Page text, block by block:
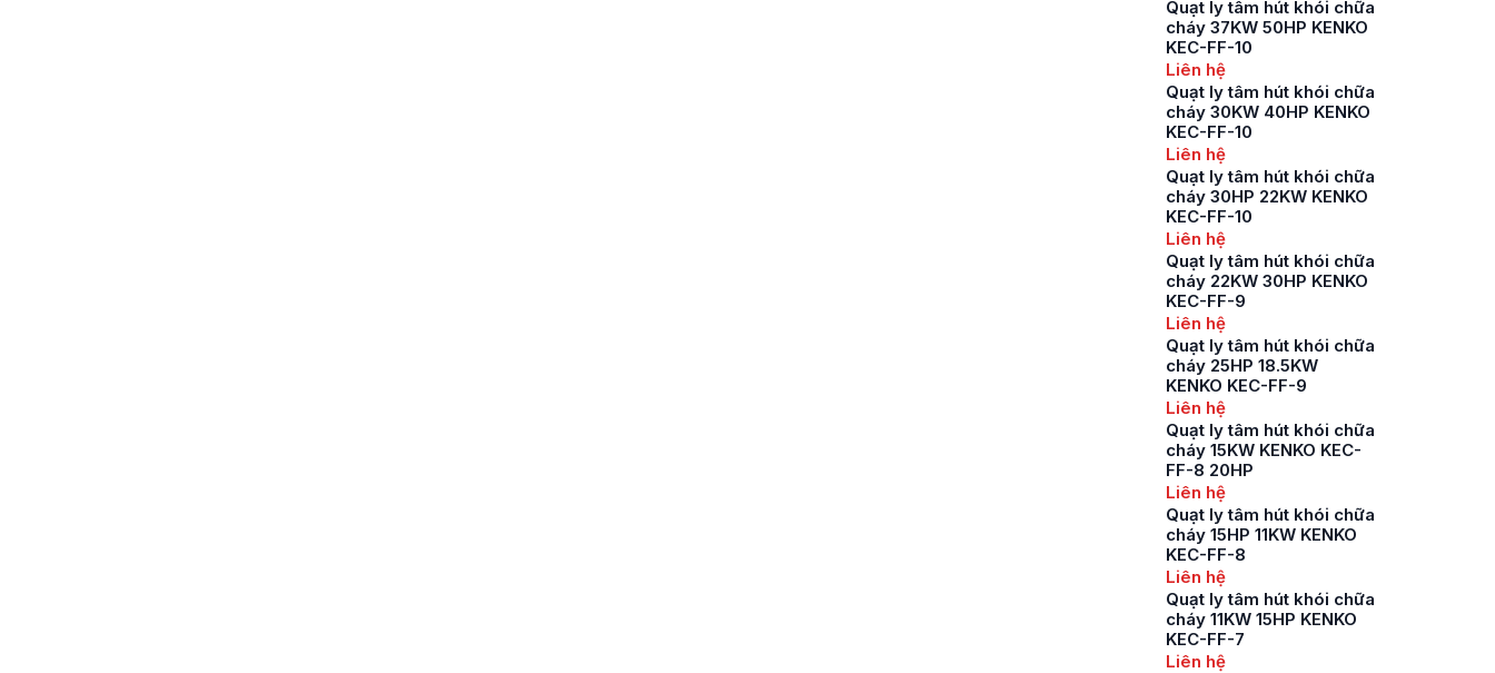
Quạt ly tâm hút khói chữa
cháy 37KW 50HP KENKO
KEC-FF-10
Liên hệ
Quạt ly tâm hút khói chữa
cháy 30KW 40HP KENKO
KEC-FF-10
Liên hệ
Quạt ly tâm hút khói chữa
cháy 30HP 22KW KENKO
KEC-FF-10
Liên hệ
Quạt ly tâm hút khói chữa
cháy 22KW 30HP KENKO
KEC-FF-9
Liên hệ
Quạt ly tâm hút khói chữa
cháy 25HP 18.5KW
KENKO KEC-FF-9
Liên hệ
Quạt ly tâm hút khói chữa
cháy 15KW KENKO KEC-
FF-8 20HP
Liên hệ
Quạt ly tâm hút khói chữa
cháy 15HP 11KW KENKO
KEC-FF-8
Liên hệ
Quạt ly tâm hút khói chữa
cháy 11KW 15HP KENKO
KEC-FF-7
Liên hệ